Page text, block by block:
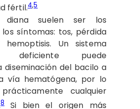
fértil.4,5
diana suelen ser los
síntomas: tos, pérdida
Un sistema
deficiente puede
diseminación del bacilo a
vía hematógena, por lo
cualquier
8Si bien el origen más